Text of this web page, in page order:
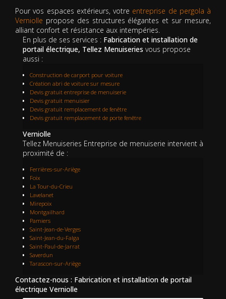
Pour vos espaces extérieurs, votre entreprise de pergola à
Verniolle propose des structures élégantes et sur mesure,
alliant confort et résistance aux intempéries.
En plus de ses services : Fabrication et installation de
portail électrique, Tellez Menuiseries vous propose
aussi :
Construction de carport pour voiture
Création abri de voiture sur mesure
Devis gratuit entreprise de menuiserie
Devis gratuit menuisier
Devis gratuit remplacement de fenêtre
Devis gratuit remplacement de porte fenêtre
Verniolle
Tellez Menuiseries Entreprise de menuiserie intervient à
proximité de :
Ferrières-sur-Ariège
Foix
La Tour-du-Crieu
Lavelanet
Mirepoix
Montgailhard
Pamiers
Saint-Jean-de-Verges
Saint-Jean-du-Falga
Saint-Paul-de-Jarrat
Saverdun
Tarascon-sur-Ariège
Contactez-nous : Fabrication et installation de portail
électrique Verniolle